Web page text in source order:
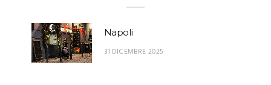
Napoli
31 DICEMBRE 2025